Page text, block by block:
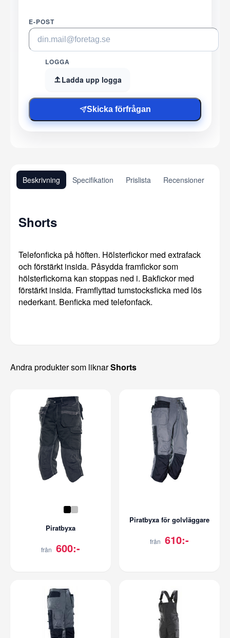
E-POST
LOGGA
Ladda upp logga
Skicka förfrågan
Beskrivning Specifikation Prislista Recensioner
Shorts
Telefonficka på höften. Hölsterfickor med extrafack
och förstärkt insida. Påsydda framfickor som
hölsterfickorna kan stoppas ned i. Bakfickor med
förstärkt insida. Framflyttad tumstocksficka med lös
nederkant. Benficka med telefonfack.
Andra produkter som liknarShorts
Piratbyxa
från 600:-
Piratbyxa för golvläggare
från 610:-